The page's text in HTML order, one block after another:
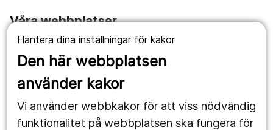
Hantera dina inställningar för kakor
Den här webbplatsen
använder kakor
Vi använder webbkakor för att viss nödvändig
funktionalitet på webbplatsen ska fungera för
Våra webbplatser
1177.se
Länstrafiken
Utveckling